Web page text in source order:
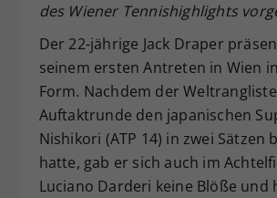
des Wiener Tennishighlights
Der 22-jährige Jack Draper
seinem ersten Antreten in Wien
Form. Nachdem der
Auftaktrunde den japanischen
Nishikori (ATP 14) in zwei Sätzen
hatte, gab er sich auch im
Luciano Darderi keine Blöße und